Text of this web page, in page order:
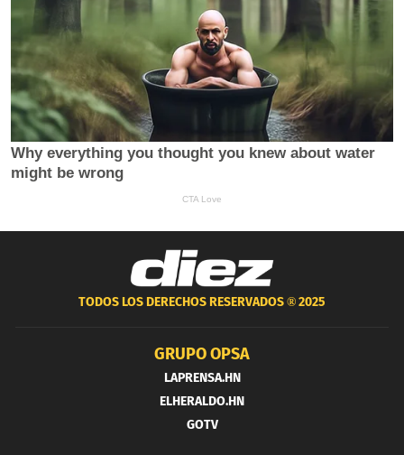
TODOS LOS DERECHOS RESERVADOS ®2025
GRUPO OPSA
LAPRENSA.HN
ELHERALDO.HN
GOTV